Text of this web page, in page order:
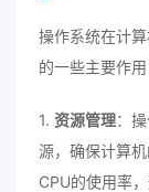
操作系统在计
的一些主要作用
1. 资源管理：
源，确保计算
CPU的使用率